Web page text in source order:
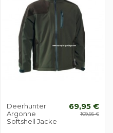
Deerhunter
Argonne
Softshell Jacke
69,95 €
109,95 €